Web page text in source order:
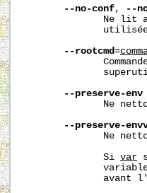
--no-conf,
--
Ne lit
--rootcmd=
--preserve-env
Ne
--preserve-
Ne
              Si
var
avant